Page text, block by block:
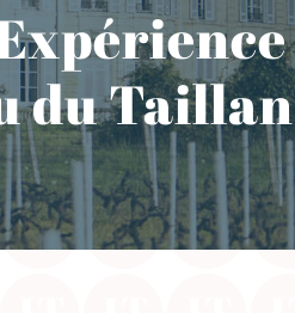
du Taillan